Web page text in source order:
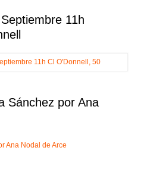
11h
Sánchez por Ana
Ana Nodal de Arce